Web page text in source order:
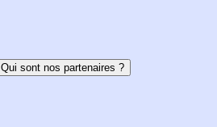
Qui sont nos partenaires ?